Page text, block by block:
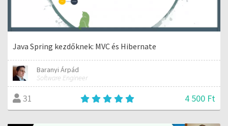
Java Spring kezdőknek: MVC és Hibernate
Baranyi Árpád
Software Engineer
31 4 500 Ft